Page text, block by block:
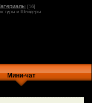
[16]
и Шейдеры
Мини-чат